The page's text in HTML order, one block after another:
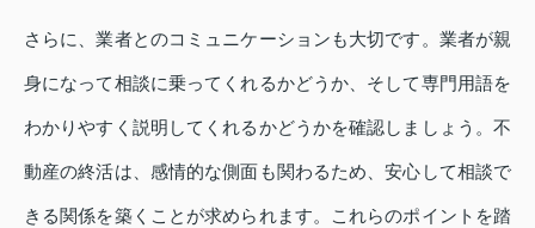
さらに、業者とのコミュニケーションも大切です。業者が親
身になって相談に乗ってくれるかどうか、そして専門用語を
わかりやすく説明してくれるかどうかを確認しましょう。不
動産の終活は、感情的な側面も関わるため、安心して相談で
きる関係を築くことが求められます。これらのポイントを踏